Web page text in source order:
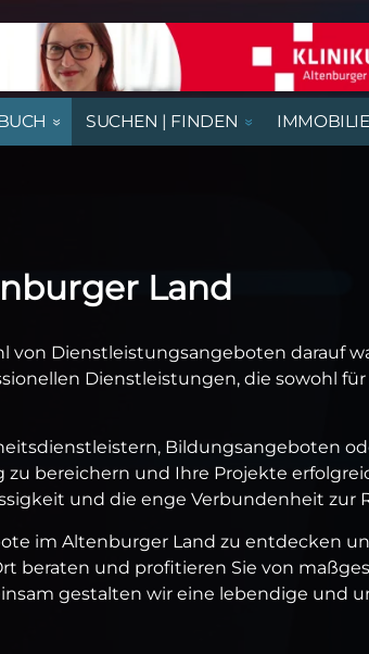
& KABARETT
SUCHEN | FINDEN
Land
von Dienstleistungsangeboten darauf
Dienstleistungen, die sowohl
Bildungsangeboten
zu bereichern und Ihre Projekte
und die enge Verbundenheit zur
im Altenburger Land zu entdecken
beraten und profitieren Sie von
gestalten wir eine lebendige und